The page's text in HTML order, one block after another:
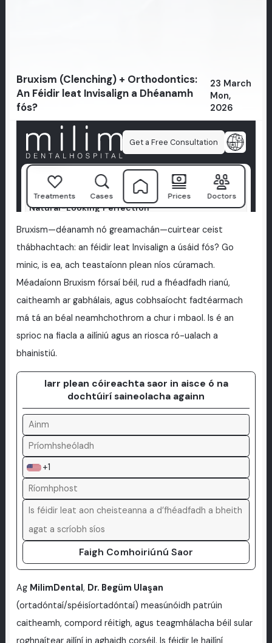
Bruxism (Clenching) + Orthodontics:
An Féidir leat Invisalign a Dhéanamh
fós?
23 March
Mon,
2026
Bruxism—déanamh nó greamachán—cuirtear ceist
thábhachtach: an féidir leat Invisalign a úsáid fós? Go
minic, is ea, ach teastaíonn plean níos cúramach.
Méadaíonn Bruxism fórsaí béil, rud a fhéadfadh rianú,
caitheamh ar gabhálais, agus cobhsaíocht fadtéarmach
má tá an béal neamhchothrom a chur i mbaol. Is é an
sprioc na fiacla a ailíniú agus an riosca ró-ualach a
bhainistiú.
Iarr plean cóireachta saor in aisce ó na
dochtúirí saineolacha againn
+1
Faigh Comhoiriúnú Saor
Ag MilimDental, Dr. Begüm Ulaşan
(ortadóntaí/spéisíortadóntaí) measúnóidh patrúin
caitheamh, compord réitigh, agus teagmhálacha béil sular